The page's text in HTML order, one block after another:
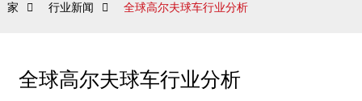
家 行业新闻 全球高尔夫球车行业分析
全球高尔夫球车行业分析